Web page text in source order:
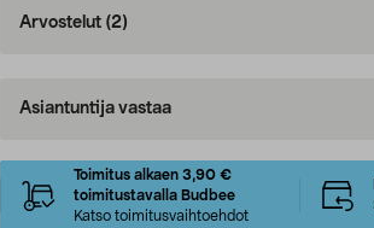
Arvostelut (2)
Asiantuntija vastaa
Toimitus alkaen 3,90 €
toimitustavalla Budbee
Katso toimitusvaihtoehdot